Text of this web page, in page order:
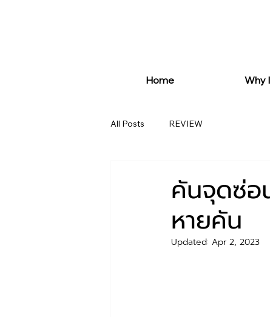
Home Why
All Posts REVIEW
คันจุดซ่อ
หายคัน
Updated: Apr 2, 2023